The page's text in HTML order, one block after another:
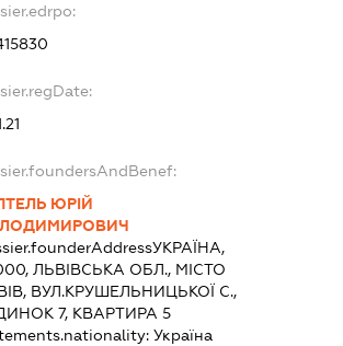
ЮРІЙ
УКРАЇНА,
ЛЬВІВСЬКА ОБЛ., МІСТО
ВУЛ.КРУШЕЛЬНИЦЬКОЇ С.,
7, КВАРТИРА 5
Україна